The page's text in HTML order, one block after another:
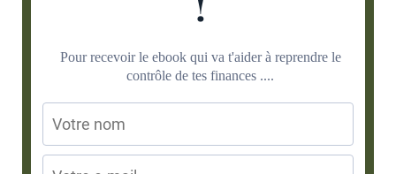
Pour recevoir le ebook qui va t'aider à reprendre le
contrôle de tes finances ....